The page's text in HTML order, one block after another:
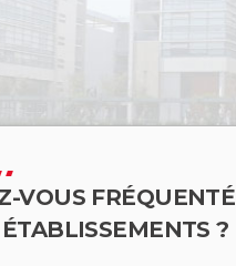
VOUS FRÉQUENTÉ
?